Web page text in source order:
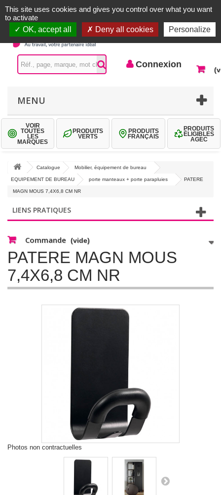
Contactez-nous
Connexion
MENU
VOIR
TOUTES
LES
MARQUES
PRODUITS
VERTS
PRODUITS
FRANÇAIS
PRODUITS
ÉLIGIBLES
AGEC
Catalogue Mobilier, équipement de bureau
EQUIPEMENT DE BUREAU porte manteaux + porte parapluies PATERE
MAGN MOUS 7,4X6,8 CM NR
LIENS PRATIQUES
Commande (vide)
PATERE MAGN MOUS
7,4X6,8 CM NR
Photos non contractuelles
This site uses cookies and gives you control over what you want
to activate
OK, accept all
Deny all cookies Personalize